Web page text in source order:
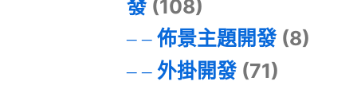
發(108)
佈景主題開發(8)
外掛開發(71)